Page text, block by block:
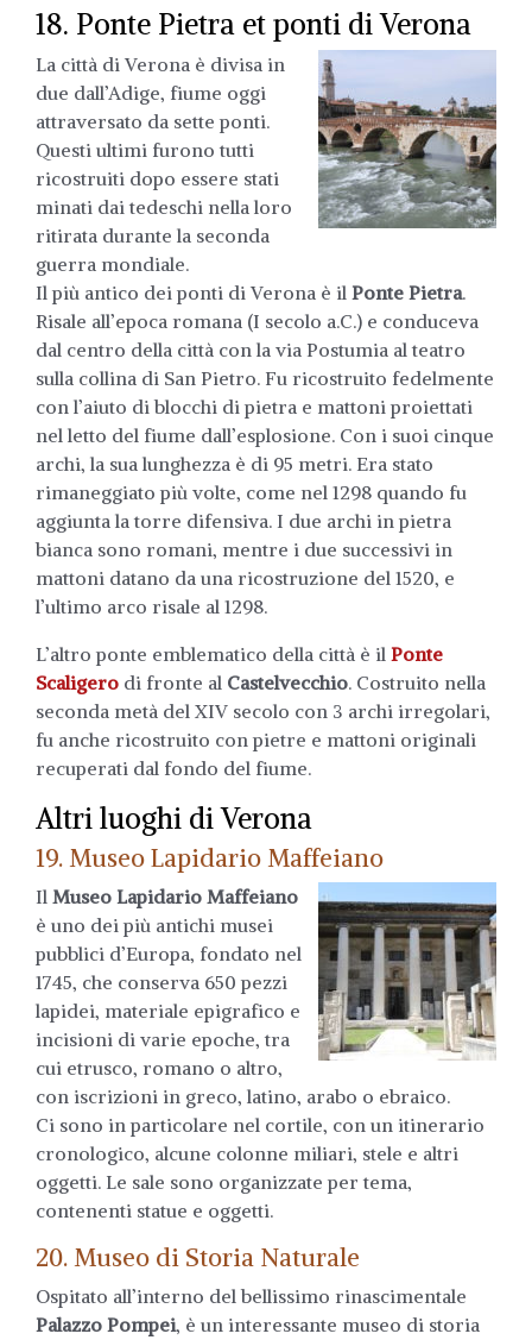
18. Ponte Pietra et ponti di Verona
La città di Verona è divisa in
due dall’Adige, fiume oggi
attraversato da sette ponti.
Questi ultimi furono tutti
ricostruiti dopo essere stati
minati dai tedeschi nella loro
ritirata durante la seconda
guerra mondiale.
Il più antico dei ponti di Verona è il Ponte Pietra.
Risale all’epoca romana (I secolo a.C.) e conduceva
dal centro della città con la via Postumia al teatro
sulla collina di San Pietro. Fu ricostruito fedelmente
con l’aiuto di blocchi di pietra e mattoni proiettati
nel letto del fiume dall’esplosione. Con i suoi cinque
archi, la sua lunghezza è di 95 metri. Era stato
rimaneggiato più volte, come nel 1298 quando fu
aggiunta la torre difensiva. I due archi in pietra
bianca sono romani, mentre i due successivi in
mattoni datano da una ricostruzione del 1520, e
l’ultimo arco risale al 1298.
L’altro ponte emblematico della città è il Ponte
Scaligero di fronte al Castelvecchio. Costruito nella
seconda metà del XIV secolo con 3 archi irregolari,
fu anche ricostruito con pietre e mattoni originali
recuperati dal fondo del fiume.
Altri luoghi di Verona
19. Museo Lapidario Maffeiano
Il Museo Lapidario Maffeiano
è uno dei più antichi musei
pubblici d’Europa, fondato nel
1745, che conserva 650 pezzi
lapidei, materiale epigrafico e
incisioni di varie epoche, tra
cui etrusco, romano o altro,
con iscrizioni in greco, latino, arabo o ebraico.
Ci sono in particolare nel cortile, con un itinerario
cronologico, alcune colonne miliari, stele e altri
oggetti. Le sale sono organizzate per tema,
contenenti statue e oggetti.
20. Museo di Storia Naturale
Ospitato all’interno del bellissimo rinascimentale
Palazzo Pompei, è un interessante museo di storia